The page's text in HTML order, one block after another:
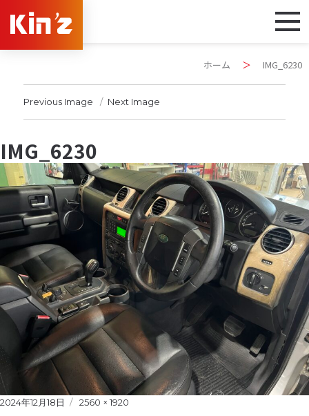
ホーム ＞ IMG_6230
Previous Image Next Image
IMG_6230
Posted
2024年12月18日
Full
2560 × 1920